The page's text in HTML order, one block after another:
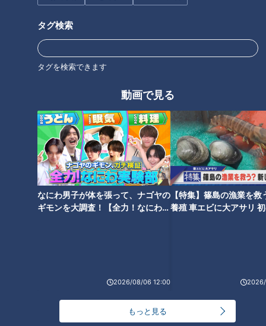
タグ検索
タグを検索できます
動画で見る
なにわ男子が体を張って、ナゴヤの
ギモンを大調査！【全力！なにわ実
2026/08/06 12:00
【特集】篠島の漁業を救
養殖 車エビに大アサリ
もっと見る
グルメ
花咲かタイムズ
オススメ関連コンテンツ
50年越しに命が吹き込まれる